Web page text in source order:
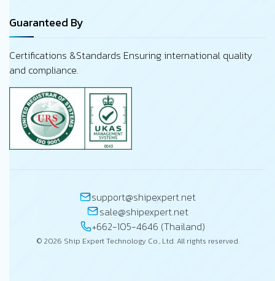
Guaranteed By
Certifications &Standards Ensuring international quality
and compliance.
support@shipexpert.net
sale@shipexpert.net
+662-105-4646 (Thailand)
© 2026 Ship Expert Technology Co., Ltd. All rights reserved.